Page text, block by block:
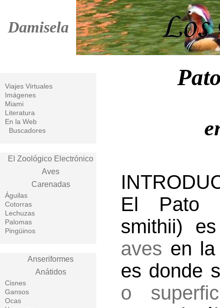
Damisela
Viajes Virtuales
Imágenes
Miami
Literatura
En la Web
Buscadores
El Zoológico Electrónico
Aves
Carenadas
Águilas
Cotorras
Lechuzas
Palomas
Pingüinos
Anseriformes
Anátidos
Cisnes
Gansos
Ocas
El Pato
smithii)
aves en
es donde
o